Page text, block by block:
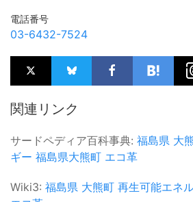
電話番号
03-6432-7524
関連リンク
サードペディア百科事典: 福島県 大
ギー 福島県大熊町 エコ革
Wiki3: 福島県 大熊町 再生可能エネ